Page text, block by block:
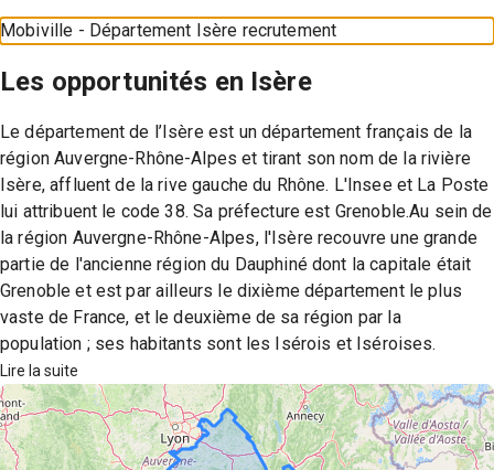
Mobiville - Département Isère recrutement
Les opportunités en Isère
Le département de l’Isère est un département français de la
région Auvergne-Rhône-Alpes et tirant son nom de la rivière
Isère, affluent de la rive gauche du Rhône. L'Insee et La Poste
lui attribuent le code 38. Sa préfecture est Grenoble.Au sein de
la région Auvergne-Rhône-Alpes, l'Isère recouvre une grande
partie de l'ancienne région du Dauphiné dont la capitale était
Grenoble et est par ailleurs le dixième département le plus
vaste de France, et le deuxième de sa région par la
population ; ses habitants sont les Isérois et Iséroises.
Lire la suite